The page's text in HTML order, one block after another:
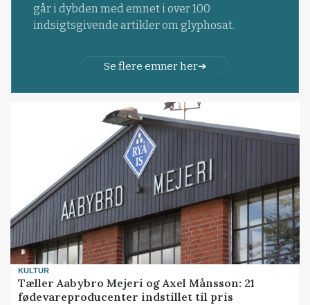
går i dybden med emnet i over 100
indsigtsgivende artikler om glyphosat.
Se flere emner her
KULTUR
Tæller Aabybro Mejeri og Axel Månsson: 21
fødevareproducenter indstillet til pris